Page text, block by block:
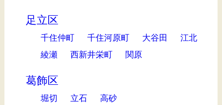
足立区
千住仲町 千住河原町 大谷田
江北
綾瀬
西新井栄町 関原
葛飾区
堀切 立石 高砂